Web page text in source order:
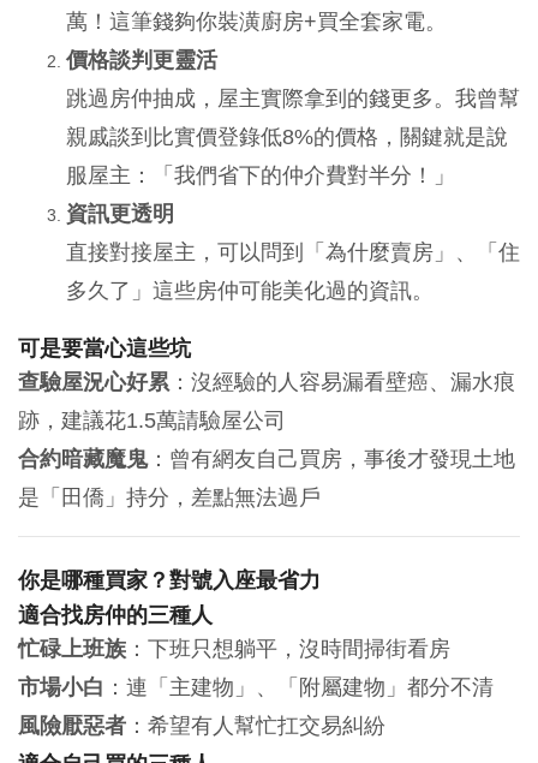
萬！這筆錢夠你裝潢廚房+買全套家電。
價格談判更靈活
跳過房仲抽成，屋主實際拿到的錢更多。我曾幫
親戚談到比實價登錄低8%的價格，關鍵就是說
服屋主：「我們省下的仲介費對半分！」
資訊更透明
直接對接屋主，可以問到「為什麼賣房」、「住
多久了」這些房仲可能美化過的資訊。
可是要當心這些坑
查驗屋況心好累 ：沒經驗的人容易漏看壁癌、漏水痕
跡，建議花1.5萬請驗屋公司
合約暗藏魔鬼：曾有網友自己買房，事後才發現土地
是「田僑」持分，差點無法過戶
你是哪種買家？對號入座最省力
適合找房仲的三種人
忙碌上班族 ：下班只想躺平，沒時間掃街看房
市場小白 ：連「主建物」、「附屬建物」都分不清
風險厭惡者 ：希望有人幫忙扛交易糾紛